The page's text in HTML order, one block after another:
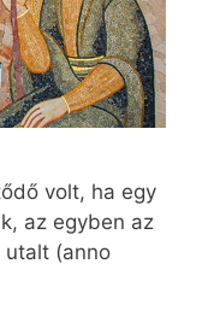
volt, ha egy
az egyben az
utalt (anno